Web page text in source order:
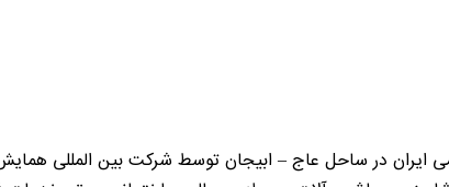
ایران در ساحل عاج – ابیجان توسط شرکت بین المللی